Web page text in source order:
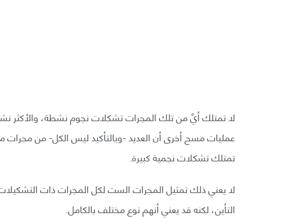
عمليات مسح أخرى أن العديد -وبالتأكيد ليس الكل- من مجرات
تمتلك تشكلات نجمية كبيرة.
لا يعني ذلك تمثيل المجرات الست لكل المجرات ذات
التأين، لكنه قد يعني أنهم نوع مختلف بالكامل.